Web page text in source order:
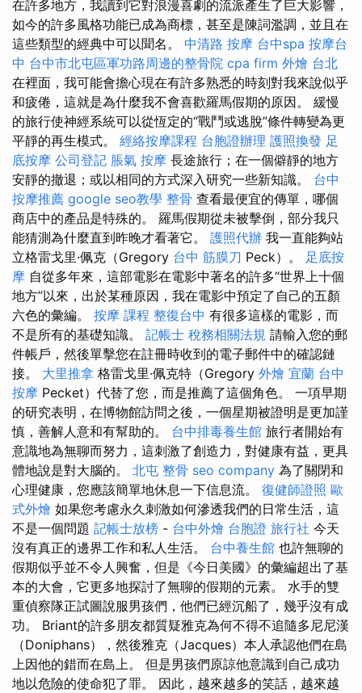
在許多地方，我讀到它對浪漫喜劇的流派產生了巨大影響，
如今的許多風格功能已成為商標，甚至是陳詞濫調，並且在
這些類型的經典中可以聞名。 中清路 按摩 台中spa 按摩台
中 台中市北屯區軍功路周邊的整骨院 cpa firm 外燴 台北
在裡面，我可能會擔心現在有許多熟悉的時刻對我來說似乎
和疲倦，這就是為什麼我不會喜歡羅馬假期的原因。 緩慢
的旅行使神經系統可以從恆定的“戰鬥或逃脫”條件轉變為更
平靜的再生模式。 經絡按摩課程 台胞證辦理 護照換發 足
底按摩 公司登記 脹氣 按摩 長途旅行；在一個僻靜的地方
安靜的撤退；或以相同的方式深入研究一些新知識。 台中
按摩推薦 google seo教學 整骨 查看最便宜的傳單，哪個
商店中的產品是特殊的。 羅馬假期從未被擊倒，部分我只
能猜測為什麼直到昨晚才看著它。 護照代辦 我一直能夠站
立格雷戈里·佩克（Gregory 台中 筋膜刀 Peck）。 足底按
摩 自從多年來，這部電影在電影中著名的許多“世界上十個
地方”以來，出於某種原因，我在電影中預定了自己的五顏
六色的彙編。 按摩 課程 整復台中 有很多這樣的電影，而
不是所有的基礎知識。 記帳士 稅務相關法規 請輸入您的郵
件帳戶，然後單擊您在註冊時收到的電子郵件中的確認鏈
接。 大里推拿 格雷戈里·佩克特（Gregory 外燴 宜蘭 台中
按摩 Pecket）代替了您，而是推薦了這個角色。 一項早期
的研究表明，在博物館訪問之後，一個星期被證明是更加謹
慎，善解人意和有幫助的。 台中排毒養生館 旅行者開始有
意識地為無聊而努力，這刺激了創造力，對健康有益，更具
體地說是對大腦的。 北屯 整骨 seo company 為了關閉和
心理健康，您應該簡單地休息一下信息流。 復健師證照 歐
式外燴 如果您考慮永久刺激如何滲透我們的日常生活，這
不是一個問題 記帳士放榜 - 台中外燴 台胞證 旅行社 今天
沒有真正的邊界工作和私人生活。 台中養生館 也許無聊的
假期似乎並不令人興奮，但是《今日美國》的彙編超出了基
本的大會，它更多地探討了無聊的假期的元素。 水手的雙
重偵察隊正試圖說服男孩們，他們已經沉船了，幾乎沒有成
功。 Briant的許多朋友都質疑雅克為何不得不追隨多尼尼漢
（Doniphans），然後雅克（Jacques）本人承認他們在島
上因他的錯而在島上。 但是男孩們原諒他意識到自己成功
地以危險的使命犯了罪。 因此，越來越多的笑話，越來越